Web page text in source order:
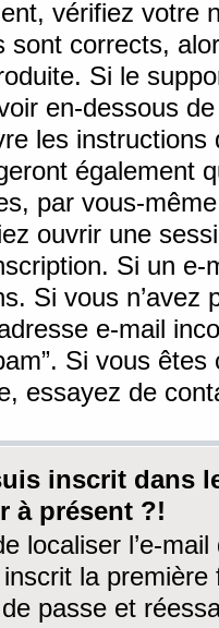
vérifiez votre
sont corrects,
Si le
en-dessous
les
également
par vous-
ouvrir une
Si un
Si vous n’avez
e-mail
Si vous
essayez de
inscrit dans
à présent ?!
localiser l’e-
la première
passe et